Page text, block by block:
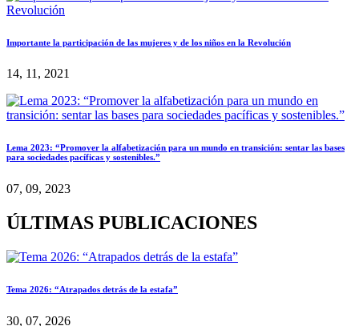
Importante la participación de las mujeres y de los niños en la Revolución
14, 11, 2021
Lema 2023: “Promover la alfabetización para un mundo en transición: sentar las bases
para sociedades pacíficas y sostenibles.”
07, 09, 2023
ÚLTIMAS PUBLICACIONES
Tema 2026: “Atrapados detrás de la estafa”
30, 07, 2026